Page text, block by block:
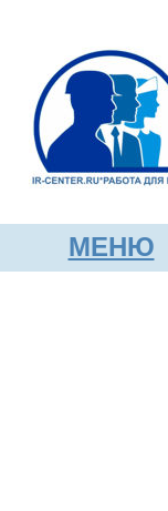
МЕНЮ